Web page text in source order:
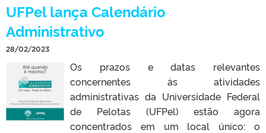
UFPel lança Calendário
Administrativo
28/02/2023
Os prazos e datas relevantes
concernentes às atividades
administrativas da Universidade Federal
de Pelotas (UFPel) estão agora
concentrados em um local único: o